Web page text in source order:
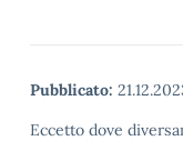
Pubblicato:
Eccetto dove